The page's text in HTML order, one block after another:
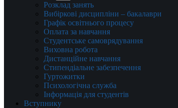
Розклад занять
Вибіркові дисципліни – бакалаври
Графік освітнього процесу
Оплата за навчання
Студентське самоврядування
Виховна робота
Дистанційне навчання
Стипендіальне забезпечення
Гуртожитки
Психологічна служба
Інформація для студентів
Вступнику